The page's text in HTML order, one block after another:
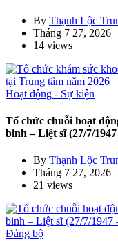
By Thạnh Lộc
Tháng 7 27, 2026
14 views
Hoạt động - Sự kiện
Tổ chức chuỗi hoạt
binh – Liệt sĩ (27/7/
By Thạnh Lộc
Tháng 7 27, 2026
21 views
Đảng bộ